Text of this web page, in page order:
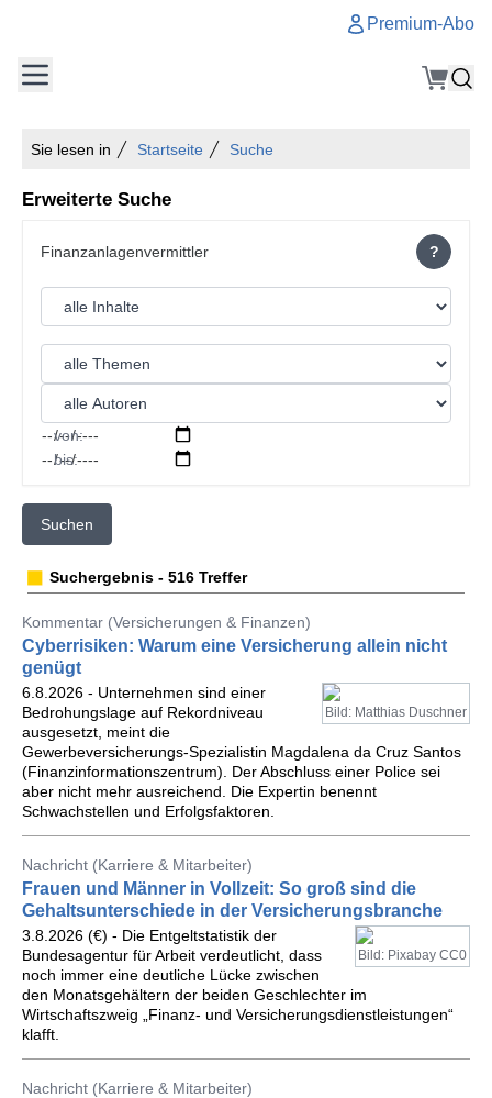
Premium-Abo
Sie lesen in Startseite Suche
Erweiterte Suche
?
von:
bis:
Suchen
Suchergebnis - 516 Treffer
Kommentar (Versicherungen & Finanzen)
Cyberrisiken: Warum eine Versicherung allein nicht
genügt
Bild: Matthias Duschner
6.8.2026 - Unternehmen sind einer
Bedrohungslage auf Rekordniveau
ausgesetzt, meint die
Gewerbeversicherungs-Spezialistin Magdalena da Cruz Santos
(Finanzinformationszentrum). Der Abschluss einer Police sei
aber nicht mehr ausreichend. Die Expertin benennt
Schwachstellen und Erfolgsfaktoren.
Nachricht (Karriere & Mitarbeiter)
Frauen und Männer in Vollzeit: So groß sind die
Gehaltsunterschiede in der Versicherungsbranche
Bild: Pixabay CC0
3.8.2026 (€) - Die Entgeltstatistik der
Bundesagentur für Arbeit verdeutlicht, dass
noch immer eine deutliche Lücke zwischen
den Monatsgehältern der beiden Geschlechter im
Wirtschaftszweig „Finanz- und Versicherungsdienstleistungen“
klafft.
Nachricht (Karriere & Mitarbeiter)